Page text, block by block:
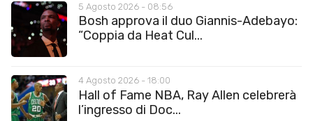
5 Agosto 2026 - 08:56
Bosh approva il duo Giannis-Adebayo:
“Coppia da Heat Cul...
4 Agosto 2026 - 18:00
Hall of Fame NBA, Ray Allen celebrerà
l’ingresso di Doc...